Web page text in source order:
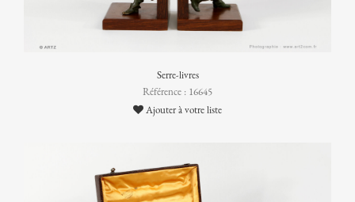
Serre-livres
Référence : 16645
Ajouter à votre liste